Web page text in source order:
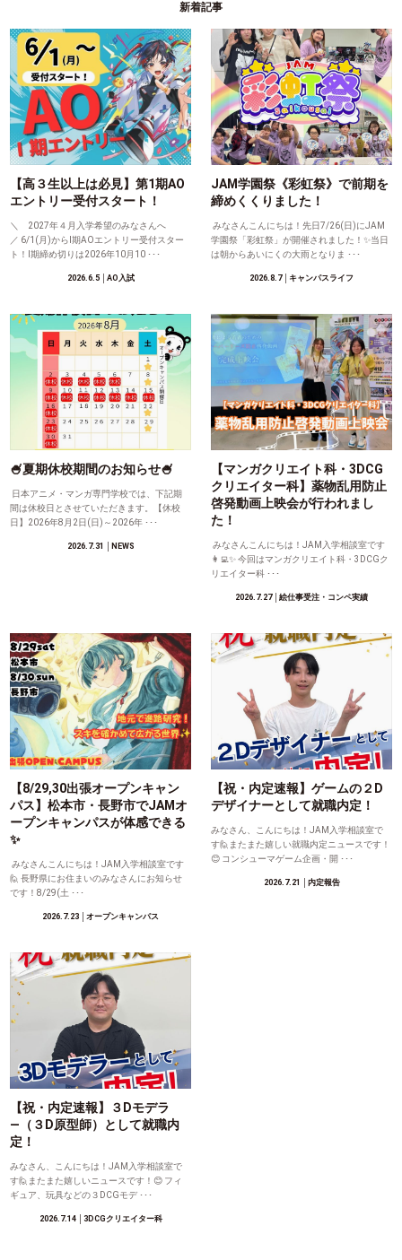
新着記事
【高３生以上は必見】第1期AO
エントリー受付スタート！
＼ 2027年４月入学希望のみなさんへ
／ 6/1(月)からⅠ期AOエントリー受付スター
ト！Ⅰ期締め切りは2026年10月10 ･･･
2026.6.5│AO入試
JAM学園祭《彩虹祭》で前期を
締めくくりました！
みなさんこんにちは！先日7/26(日)にJAM
学園祭「彩虹祭」が開催されました！✨当日
は朝からあいにくの大雨となりま ･･･
2026.8.7│キャンパスライフ
🍧夏期休校期間のお知らせ🍧
日本アニメ・マンガ専門学校では、下記期
間は休校日とさせていただきます。【休校
日】2026年8月2日(日)～2026年 ･･･
2026.7.31 │NEWS
【マンガクリエイト科・3DCG
クリエイター科】薬物乱用防止
啓発動画上映会が行われまし
た！
みなさんこんにちは！JAM入学相談室です
👩‍💻✨ 今回はマンガクリエイト科・3DCGク
リエイター科 ･･･
2026.7.27│絵仕事受注・コンペ実績
【8/29,30出張オープンキャン
パス】松本市・長野市でJAMオ
ープンキャンパスが体感できる
✨
みなさんこんにちは！JAM入学相談室です
🙋 長野県にお住まいのみなさんにお知らせ
です！8/29(土 ･･･
2026.7.23 │オープンキャンパス
【祝・内定速報】ゲームの２D
デザイナーとして就職内定！
みなさん、こんにちは！JAM入学相談室で
す🙋またまた嬉しい就職内定ニュースです！
😊 コンシューマゲーム企画・開 ･･･
2026.7.21 │内定報告
【祝・内定速報】３Dモデラ
―（３D原型師）として就職内
定！
みなさん、こんにちは！JAM入学相談室で
す🙋またまた嬉しいニュースです！😊 フィ
ギュア、玩具などの３DCGモデ ･･･
2026.7.14│3DCGクリエイター科